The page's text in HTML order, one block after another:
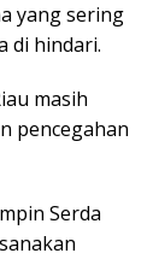
yang sering
di hindari.
masih
pencegahan
Serda